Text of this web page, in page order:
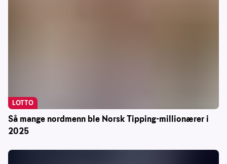
Så mange nordmenn ble Norsk Tipping-millionærer i
2025
LOTTO